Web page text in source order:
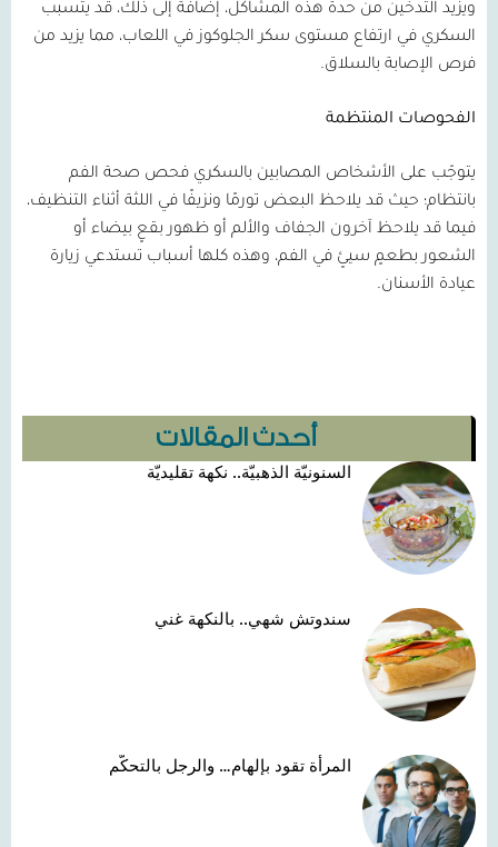
أحدث المقالات
السنونيّة الذهبيّة.. نكهة تقليديّة
سندوتش شهي.. بالنكهة غني
المرأة تقود بإلهام… والرجل بالتحكّم
ويزيد التدخين من حدة هذه المشاكل، إضافةً إلى ذلك، قد يتسبب
السكري في ارتفاع مستوى سكر الجلوكوز في اللعاب، مما يزيد من
فرص الإصابة بالسلاق.
الفحوصات المنتظمة
يتوجّب على الأشخاص المصابين بالسكري فحص صحة الفم
بانتظام؛ حيث قد يلاحظ البعض تورمًا ونزيفًا في اللثة أثناء التنظيف،
فيما قد يلاحظ آخرون الجفاف والألم أو ظهور بقعٍ بيضاء أو
الشعور بطعمٍ سيئٍ في الفم، وهذه كلها أسباب تستدعي زيارة
عيادة الأسنان.